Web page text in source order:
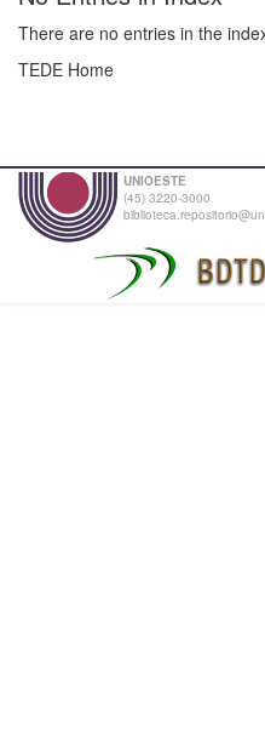
There are no entries in the
TEDE Home
UNIOESTE
(45) 3220-3000